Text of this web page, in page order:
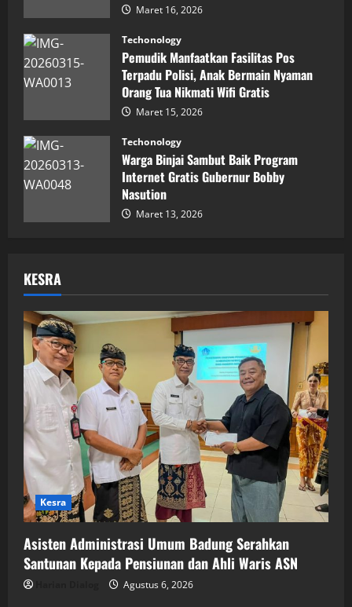
Maret 16, 2026
Techonology
Pemudik Manfaatkan Fasilitas Pos
Terpadu Polisi, Anak Bermain Nyaman
Orang Tua Nikmati Wifi Gratis
Maret 15, 2026
Techonology
Warga Binjai Sambut Baik Program
Internet Gratis Gubernur Bobby
Nasution
Maret 13, 2026
KESRA
Kesra
Asisten Administrasi Umum Badung Serahkan
Santunan Kepada Pensiunan dan Ahli Waris ASN
Agustus 6, 2026